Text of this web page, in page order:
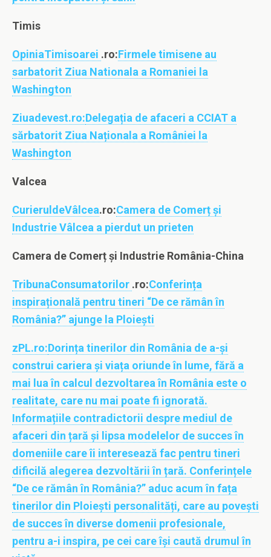
Timis
OpiniaTimisoarei .ro:Firmele timisene au
sarbatorit Ziua Nationala a Romaniei la
Washington
Ziuadevest.ro:Delegația de afaceri a CCIAT a
sărbatorit Ziua Naționala a României la
Washington
Valcea
CurieruldeVâlcea.ro:Camera de Comerț și
Industrie Vâlcea a pierdut un prieten
Camera de Comerț și Industrie România-China
TribunaConsumatorilor .ro:Conferința
inspirațională pentru tineri “De ce rămân în
România?” ajunge la Ploiești
zPL.ro:Dorința tinerilor din România de a-și
construi cariera și viața oriunde în lume, fără a
mai lua în calcul dezvoltarea în România este o
realitate, care nu mai poate fi ignorată.
Informațiile contradictorii despre mediul de
afaceri din țară și lipsa modelelor de succes în
domeniile care îi interesează fac pentru tineri
dificilă alegerea dezvoltării în țară. Conferințele
“De ce rămân în România?” aduc acum în fața
tinerilor din Ploiești personalități, care au povești
de succes în diverse domenii profesionale,
pentru a-i inspira, pe cei care își caută drumul în